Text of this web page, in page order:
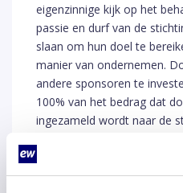
eigenzinnige kijk op het
passie en durf van de
slaan om hun doel te
manier van ondernemen.
andere sponsoren te
100% van het bedrag dat
ingezameld wordt naar de